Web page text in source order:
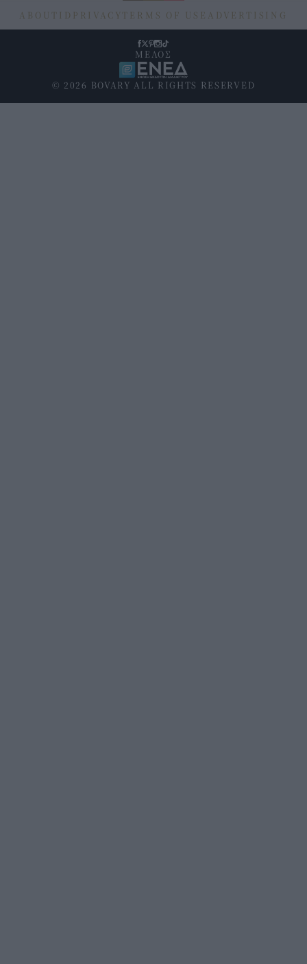
ABOUT ID PRIVACY TERMS OF USE ADVERTISING
© 2026 BOVARY ALL RIGHTS RESERVED
ΜΕΛΟΣ